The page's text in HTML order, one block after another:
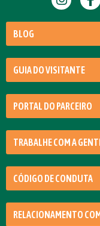
BLOG
GUIA DO VISITANTE
PORTAL DO PARCEIRO
TRABALHE COM A
CÓDIGO DE CONDUTA
RELACIONAMENTO